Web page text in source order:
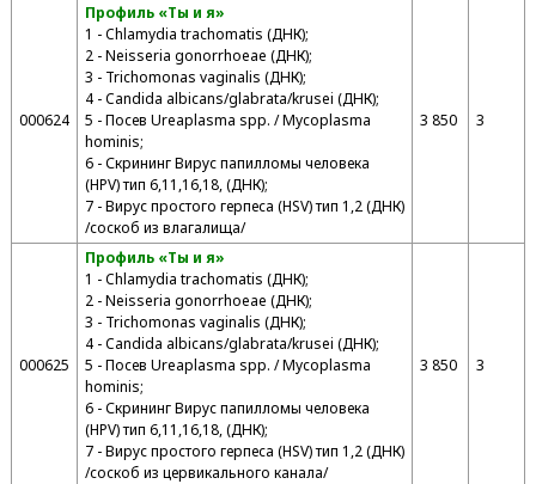
000624
Профиль «Ты и я»
1 - Chlamydia trachomatis (ДНК);
2 - Neisseria gonorrhoeae (ДНК);
3 - Trichomonas vaginalis (ДНК);
4 - Candida albicans/glabrata/krusei (ДНК);
5 - Посев Ureaplasma spp. / Mycoplasma
hominis;
6 - Скрининг Вирус папилломы человека
(HPV) тип 6,11,16,18, (ДНК);
7 - Вирус простого герпеса (HSV) тип 1,2 (ДНК)
/соскоб из влагалища/
3 850 3
000625
Профиль «Ты и я»
1 - Chlamydia trachomatis (ДНК);
2 - Neisseria gonorrhoeae (ДНК);
3 - Trichomonas vaginalis (ДНК);
4 - Candida albicans/glabrata/krusei (ДНК);
5 - Посев Ureaplasma spp. / Mycoplasma
hominis;
6 - Скрининг Вирус папилломы человека
(HPV) тип 6,11,16,18, (ДНК);
7 - Вирус простого герпеса (HSV) тип 1,2 (ДНК)
/соскоб из цервикального канала/
3 850 3